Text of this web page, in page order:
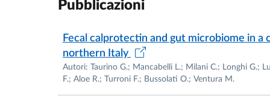
2000 – 2019 Professore Associato di
Chirurgia), Università di Parma
Dal 2019 - Professore Ordinario di
Parma
Pubblicazioni
Fecal calprotectin and gut microbiome in
northern Italy
Autori: Taurino G.; Mancabelli L.; Milani C.; Longhi G.;
F.; Aloe R.; Turroni F.; Bussolati O.; Ventura M.